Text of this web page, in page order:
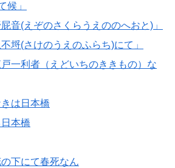
候」
音(えぞのさくらうえののへおと)」
埒(さけのうえのふらち)にて」
一利者（えどいちのききもの）な
は日本橋
本橋
下にて春死なん